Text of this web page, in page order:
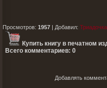
Просмотров: 1957| Добавил: Триадочка
Купить книгу в печатном
Всего комментариев: 0
Добавлять